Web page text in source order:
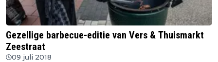
Gezellige barbecue-editie van Vers & Thuismarkt
Zeestraat
09 juli 2018